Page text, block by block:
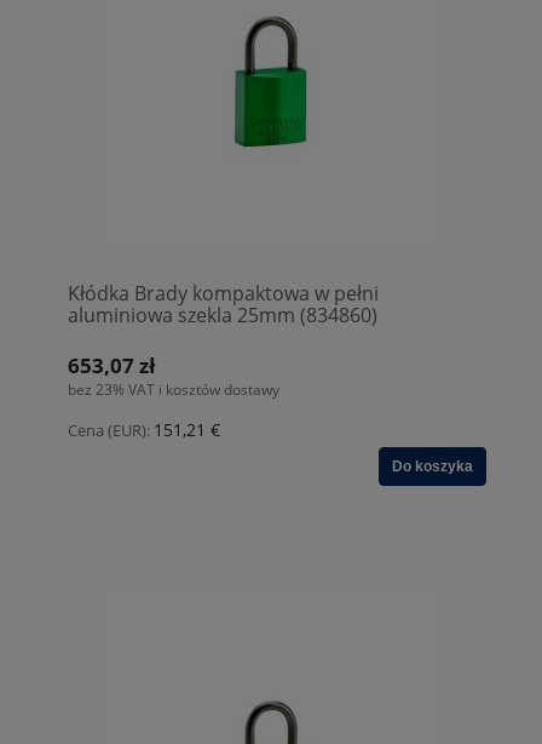
Kłódka Brady kompaktowa w pełni
aluminiowa szekla 25mm (834860)
653,07 zł
bez 23% VAT i kosztów dostawy
Cena (EUR): 151,21 €
Do koszyka